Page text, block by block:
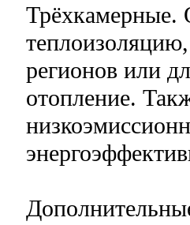
Трёхкамерные.
регионов или
отопление.